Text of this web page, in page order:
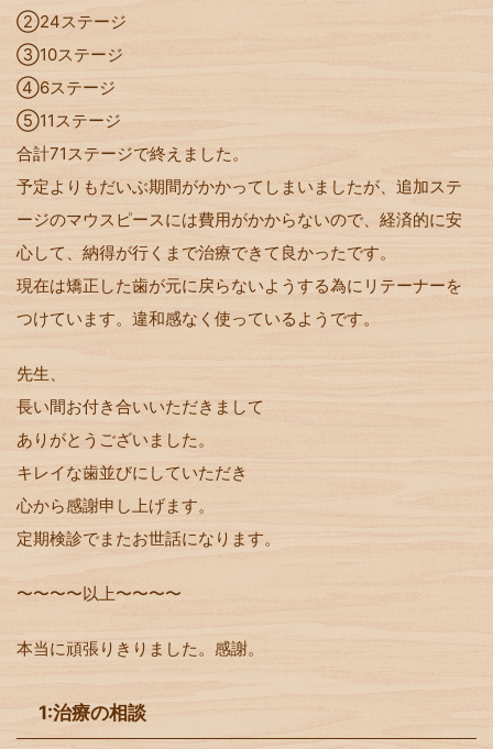
②24ステージ
③10ステージ
④6ステージ
⑤11ステージ
合計71ステージで終えました。
予定よりもだいぶ期間がかかってしまいましたが、追加ステ
ージのマウスピースには費用がかからないので、経済的に安
心して、納得が行くまで治療できて良かったです。
現在は矯正した歯が元に戻らないようする為にリテーナーを
つけています。違和感なく使っているようです。
先生、
長い間お付き合いいただきまして
ありがとうございました。
キレイな歯並びにしていただき
心から感謝申し上げます。
定期検診でまたお世話になります。
〜〜〜〜以上〜〜〜〜
本当に頑張りきりました。感謝。
1:治療の相談